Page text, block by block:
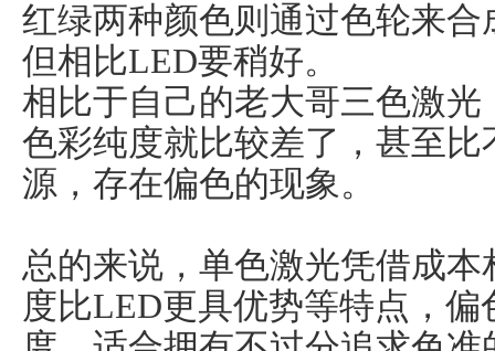
红绿两种颜色则通过色轮来
但相比LED要稍好。
相比于自己的老大哥三色激
色彩纯度就比较差了，甚至
源，存在偏色的现象。
总的来说，单色激光凭借成
度比LED更具优势等特点，